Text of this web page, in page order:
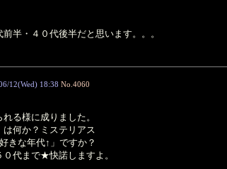
半・４０代後半だと思います。。。
12(Wed) 18:38 No.4060
る様に成りました。
何か？ミステリアス
きな年代↑」ですか？
代まで★快諾しますよ。